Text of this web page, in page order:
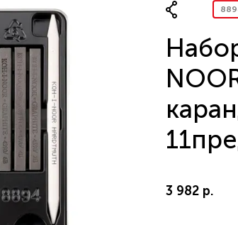
КОЛЛЕКЦИИ
БЛОГ
ДОСТАВКА И ОПЛАТА
В КАТАЛОГ
3 982 р.
с нами